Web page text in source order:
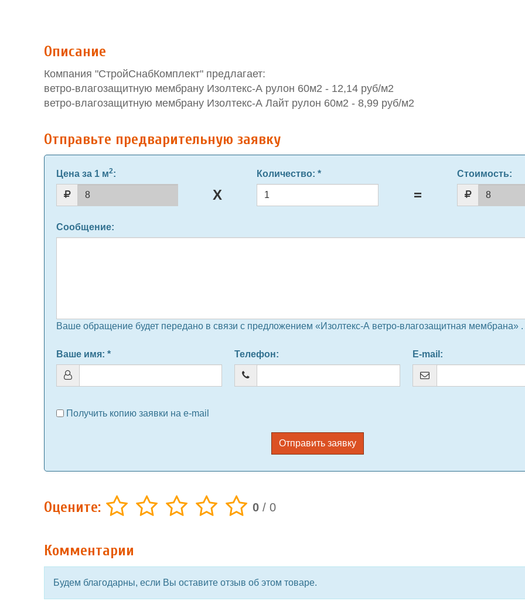
Описание
Компания "СтройСнабКомплект" предлагает:
ветро-влагозащитную мембрану Изолтекс-А рулон 60м2 - 12,14 руб/м2
ветро-влагозащитную мембрану Изолтекс-А Лайт рулон 60м2 - 8,99 руб/м2
Отправьте предварительную заявку
Цена за 1 м2: Количество: * Стоимость:
Сообщение:
Ваше обращение будет передано в связи с предложением «Изолтекс-А ветро-влагозащитная мембрана» .
Ваше имя: * Телефон: E-mail :
Получить копию заявки на e-mail
Отправить заявку
Оцените: 0 / 0
Комментарии
Будем благодарны, если Вы оставите отзыв об этом товаре.